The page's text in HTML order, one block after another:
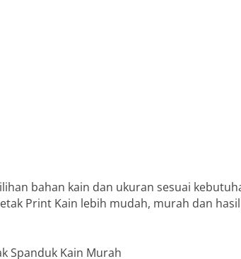
bahan kain dan ukuran sesuai
Print Kain lebih mudah, murah dan